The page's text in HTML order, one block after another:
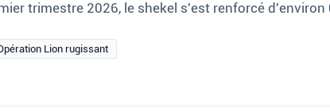
trimestre 2026, le shekel s'est renforcé d'environ
Lion rugissant